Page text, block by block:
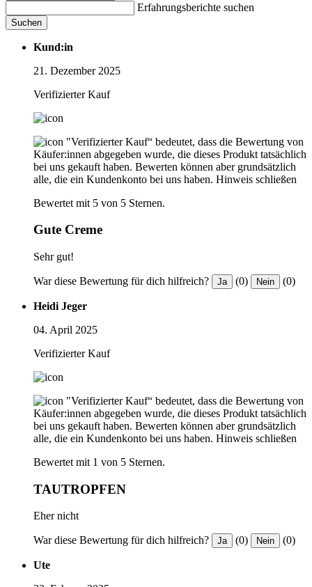
Erfahrungsberichte suchen
Suchen
Kund:in
21. Dezember 2025
Verifizierter Kauf
"Verifizierter Kauf“ bedeutet, dass die Bewertung von
Käufer:innen abgegeben wurde, die dieses Produkt tatsächlich
bei uns gekauft haben. Bewerten können aber grundsätzlich
alle, die ein Kundenkonto bei uns haben. Hinweis schließen
Bewertet mit 5 von 5 Sternen.
Gute Creme
Sehr gut!
War diese Bewertung für dich hilfreich? Ja (0) Nein (0)
Heidi Jeger
04. April 2025
Verifizierter Kauf
"Verifizierter Kauf“ bedeutet, dass die Bewertung von
Käufer:innen abgegeben wurde, die dieses Produkt tatsächlich
bei uns gekauft haben. Bewerten können aber grundsätzlich
alle, die ein Kundenkonto bei uns haben. Hinweis schließen
Bewertet mit 1 von 5 Sternen.
TAUTROPFEN
Eher nicht
War diese Bewertung für dich hilfreich? Ja (0) Nein (0)
Ute